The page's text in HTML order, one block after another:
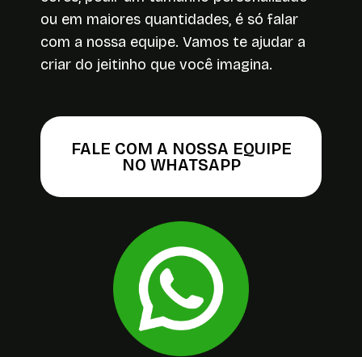
ou em maiores quantidades, é só falar
com a nossa equipe. Vamos te ajudar a
criar do jeitinho que você imagina.
FALE COM A NOSSA EQUIPE
NO WHATSAPP